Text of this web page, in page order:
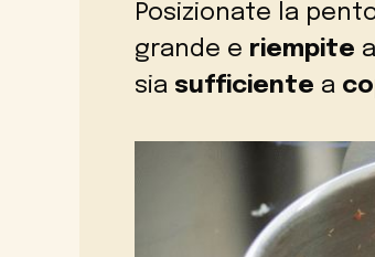
Posizionate la
grande e riempite
sia sufficiente a